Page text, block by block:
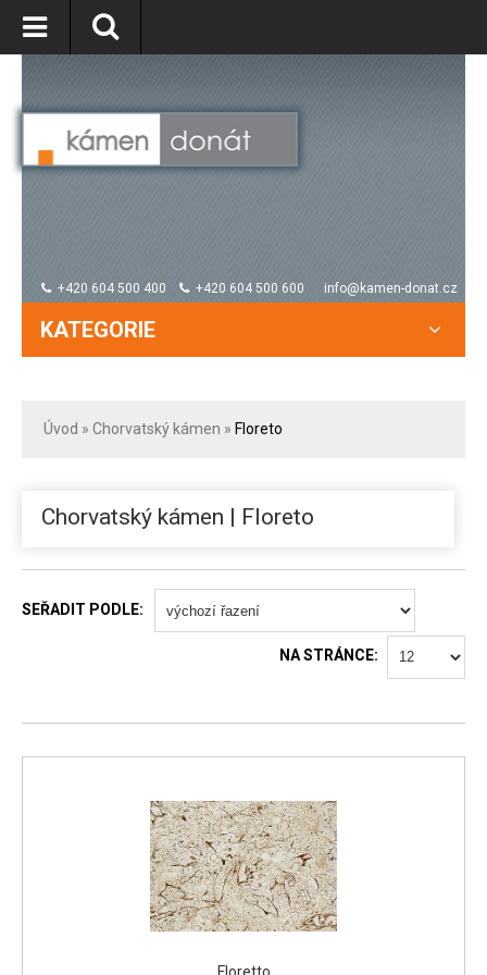
+420 604 500 400 +420 604 500 600 info@kamen-donat.cz
KATEGORIE
Úvod » Chorvatský kámen » Floreto
Chorvatský kámen | Floreto
SEŘADIT PODLE:
NA STRÁNCE:
Floretto